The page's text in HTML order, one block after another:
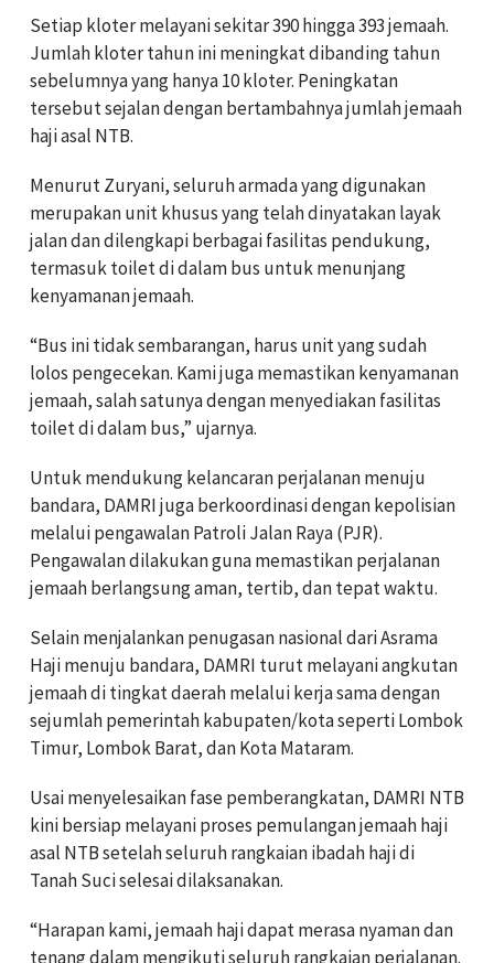
Setiap kloter melayani sekitar 390 hingga 393 jemaah.
Jumlah kloter tahun ini meningkat dibanding tahun
sebelumnya yang hanya 10 kloter. Peningkatan
tersebut sejalan dengan bertambahnya jumlah jemaah
haji asal NTB.
Menurut Zuryani, seluruh armada yang digunakan
merupakan unit khusus yang telah dinyatakan layak
jalan dan dilengkapi berbagai fasilitas pendukung,
termasuk toilet di dalam bus untuk menunjang
kenyamanan jemaah.
“Bus ini tidak sembarangan, harus unit yang sudah
lolos pengecekan. Kami juga memastikan kenyamanan
jemaah, salah satunya dengan menyediakan fasilitas
toilet di dalam bus,” ujarnya.
Untuk mendukung kelancaran perjalanan menuju
bandara, DAMRI juga berkoordinasi dengan kepolisian
melalui pengawalan Patroli Jalan Raya (PJR).
Pengawalan dilakukan guna memastikan perjalanan
jemaah berlangsung aman, tertib, dan tepat waktu.
Selain menjalankan penugasan nasional dari Asrama
Haji menuju bandara, DAMRI turut melayani angkutan
jemaah di tingkat daerah melalui kerja sama dengan
sejumlah pemerintah kabupaten/kota seperti Lombok
Timur, Lombok Barat, dan Kota Mataram.
Usai menyelesaikan fase pemberangkatan, DAMRI NTB
kini bersiap melayani proses pemulangan jemaah haji
asal NTB setelah seluruh rangkaian ibadah haji di
Tanah Suci selesai dilaksanakan.
“Harapan kami, jemaah haji dapat merasa nyaman dan
tenang dalam mengikuti seluruh rangkaian perjalanan.